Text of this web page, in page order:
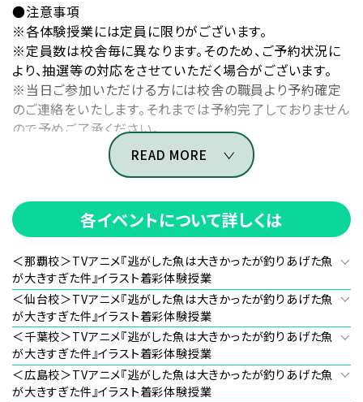
●注意事項
※各体験授業には定員に限りがございます。
※定員数は校舎毎に異なります。そのため、ご予約状況に
より、抽選等の対応をさせていただく場合がございます。
※当日ご参加いただける方には校舎の職員より予約確定
のご連絡をいたします。それまでは予約完了しておりません
ので予めご了承ください。
※中学生以上の方が対象となります。
READ MORE
各イベントについて詳しくは
＜那覇校＞TVアニメ『逃がした魚は大きかったが釣りあげた魚
が大きすぎた件』イラスト着彩体験授業
＜仙台校＞TVアニメ『逃がした魚は大きかったが釣りあげた魚
が大きすぎた件』イラスト着彩体験授業
＜千葉校＞TVアニメ『逃がした魚は大きかったが釣りあげた魚
が大きすぎた件』イラスト着彩体験授業
＜広島校＞TVアニメ『逃がした魚は大きかったが釣りあげた魚
が大きすぎた件』イラスト着彩体験授業